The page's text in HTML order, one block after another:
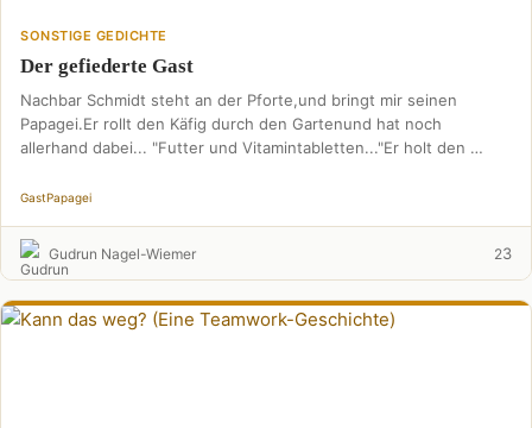
SONSTIGE GEDICHTE
Der gefiederte Gast
Nachbar Schmidt steht an der Pforte,und bringt mir seinen
Papagei.Er rollt den Käfig durch den Gartenund hat noch
allerhand dabei... "Futter und Vitamintabletten..."Er holt den …
GastPapagei
Gudrun Nagel-Wiemer 23